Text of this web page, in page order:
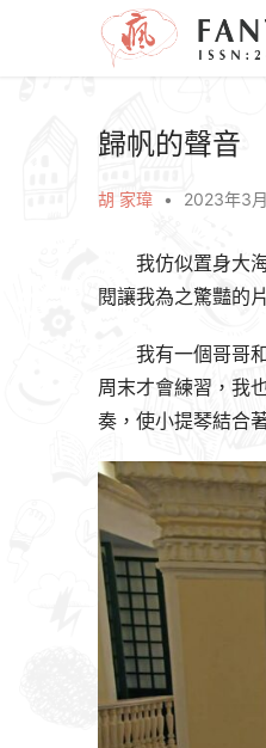
歸帆的聲音
胡 家瑋 • 2023年3
我仿似置身大
閱讓我為之驚豔的
我有一個哥哥
周末才會練習，我
奏，使小提琴結合